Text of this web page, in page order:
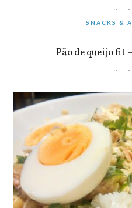
SNACKS &
Pão de queijo fit